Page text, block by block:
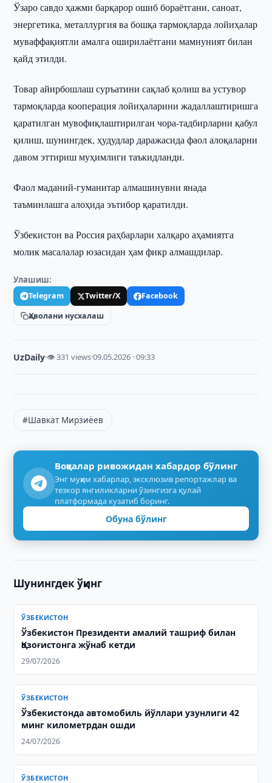
Ўзаро савдо ҳажми барқарор ошиб бораётгани, саноат,
энергетика, металлургия ва бошқа тармоқларда лойиҳалар
муваффақиятли амалга оширилаётгани мамнуният билан
қайд этилди.
Товар айирбошлаш суръатини сақлаб қолиш ва устувор
тармоқларда кооперация лойиҳаларини жадаллаштиришга
қаратилган мувофиқлаштирилган чора-тадбирларни қабул
қилиш, шунингдек, ҳудудлар даражасида фаол алоқаларни
давом эттириш муҳимлиги таъкидланди.
Фаол маданий-гуманитар алмашинувни янада
таъминлашга алоҳида эътибор қаратилди.
Ўзбекистон ва Россия раҳбарлари халқаро аҳамиятга
молик масалалар юзасидан ҳам фикр алмашдилар.
Улашиш:
Telegram Twitter/X
Facebook
Ҳаволани нусхалаш
UzDaily·👁 331 views·09.05.2026 · 09:33
#Шавкат Мирзиёев
Воқеалар ривожидан хабардор бўлинг
Энг муҳим хабарлар, эксклюзив репортажлар ва
тезкор янгиликларни ўзингизга қулай
платформада кузатиб боринг.
Обуна бўлинг
Шунингдек ўқинг
ЎЗБЕКИСТОН
Ўзбекистон Президенти амалий ташриф билан
Қозоғистонга жўнаб кетди
29/07/2026
ЎЗБЕКИСТОН
Ўзбекистонда автомобиль йўллари узунлиги 42
минг километрдан ошди
24/07/2026
ЎЗБЕКИСТОН